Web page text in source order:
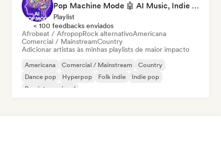
Pop Machine Mode 🤖 AI Music, Indie Pop & Dream Pop
Playlist
< 100 feedbacks enviados
Afrobeat / AfropopRock alternativoAmericana
Comercial / MainstreamCountry
Adicionar artistas às minhas playlists de maior impacto
Americana Comercial / Mainstream
Country
Dance pop
Hyperpop Folk indie
Indie pop
Pop internacional